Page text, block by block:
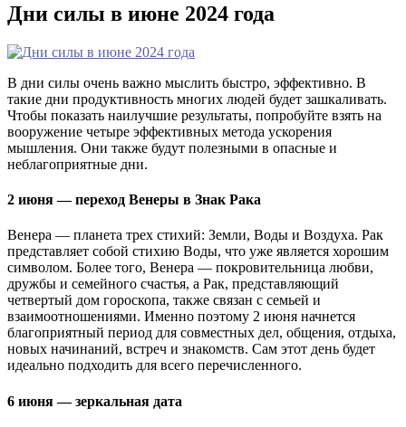
Дни силы в июне 2024 года
В дни силы очень важно мыслить быстро, эффективно. В
такие дни продуктивность многих людей будет зашкаливать.
Чтобы показать наилучшие результаты, попробуйте взять на
вооружение четыре эффективных метода ускорения
мышления. Они также будут полезными в опасные и
неблагоприятные дни.
2 июня — переход Венеры в Знак Рака
Венера — планета трех стихий: Земли, Воды и Воздуха. Рак
представляет собой стихию Воды, что уже является хорошим
символом. Более того, Венера — покровительница любви,
дружбы и семейного счастья, а Рак, представляющий
четвертый дом гороскопа, также связан с семьей и
взаимоотношениями. Именно поэтому 2 июня начнется
благоприятный период для совместных дел, общения, отдыха,
новых начинаний, встреч и знакомств. Сам этот день будет
идеально подходить для всего перечисленного.
6 июня — зеркальная дата